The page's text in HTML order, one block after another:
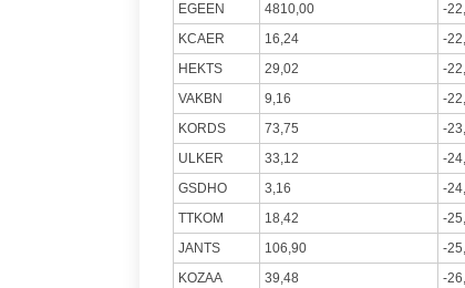
EGEEN
4810,00
-
KCAER
16,24
-
HEKTS
29,02
-
VAKBN
9,16
-
KORDS
73,75
-
ULKER
33,12
-
GSDHO
3,16
-
TTKOM
18,42
-
JANTS
106,90
-
KOZAA
39,48
-